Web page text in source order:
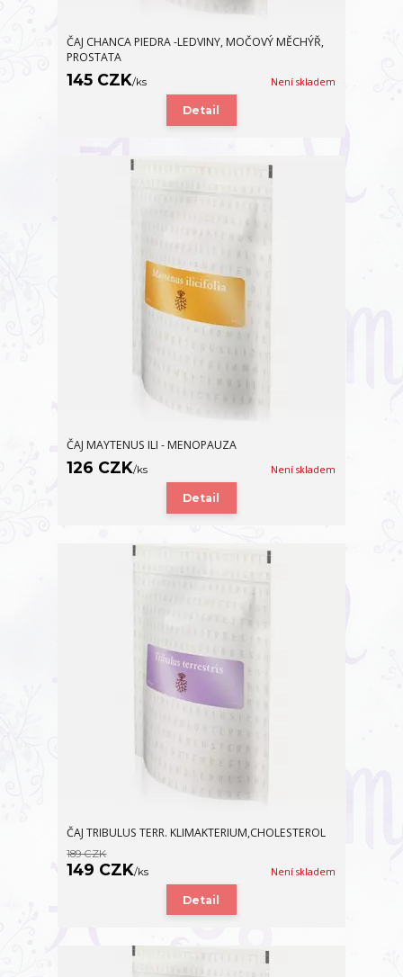
ČAJ CHANCA PIEDRA -LEDVINY, MOČOVÝ MĚCHÝŘ,
PROSTATA
145 CZK/ks Není skladem
Detail
ČAJ MAYTENUS ILI - MENOPAUZA
126 CZK/ks Není skladem
Detail
ČAJ TRIBULUS TERR. KLIMAKTERIUM,CHOLESTEROL
189 CZK
149 CZK/ks Není skladem
Detail